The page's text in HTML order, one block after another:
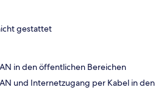
gestattet
in den öffentlichen Bereichen
und Internetzugang per Kabel in den